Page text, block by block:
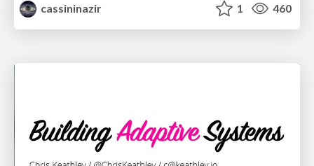
cassininazir
1 460